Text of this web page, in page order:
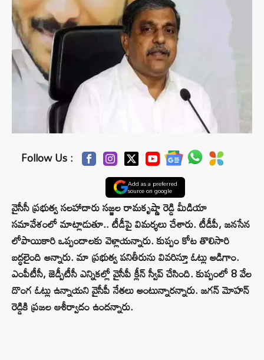
Follow Us :
Add as a preferred
source on google
వైసీసీ ప్రభుత్వ సలహాదారు సజ్జల రామకృష్ణా రెడ్డి మీడియా
సమావేశంలో మాట్లాడుతూ.. టీడీపై విమర్శలు చేశారు. టీడీపీ, జనసేన
లోపాయికారి ఒప్పందాలకు వెళ్లాయన్నారు. కుప్పం కోట తొలిసారి
బద్ధలైంది అన్నారు. మా ప్రభుత్వ పనితీరును వివరిస్తూ ఓట్లు అడిగాం.
ఎంపీటీసీ, జెడ్పీటీసీ ఎన్నికల్లో వైసీపీ క్లీన్‌ స్వీప్ చేసింది. కుప్పంలో 8 వేల
దొంగ ఓట్లు ఉన్నాయని వైసీపీ నేతలు అంటున్నారన్నారు. జగన్‌ మోహన్‌
రెడ్డికి ప్రజల ఆశీర్వాదం ఉందన్నారు.